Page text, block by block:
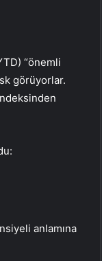
“önemli
görüyorlar.
anlamına